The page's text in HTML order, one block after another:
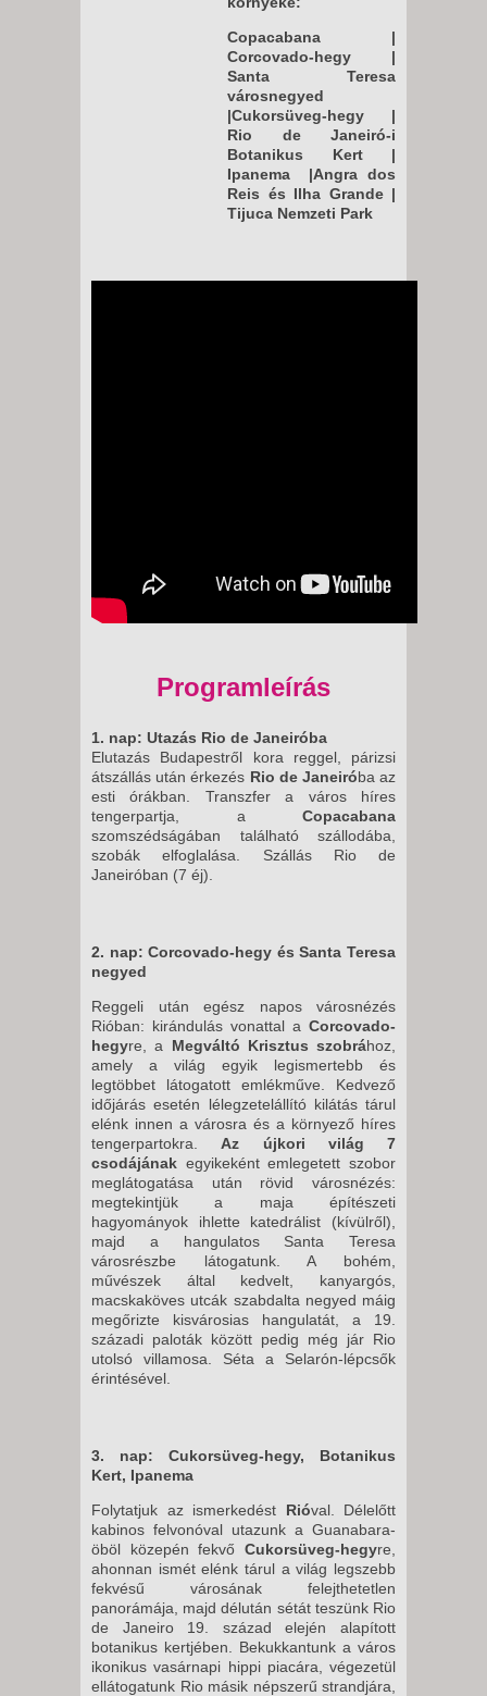
Copacabana |
Corcovado-hegy |
Santa Teresa
városnegyed
|Cukorsüveg-hegy |
Rio de Janeiró-i
Botanikus Kert |
Ipanema |Angra dos
Reis és Ilha Grande |
Tijuca Nemzeti Park
Programleírás
1. nap: Utazás Rio de Janeiróba
Elutazás Budapestről kora reggel, párizsi
átszállás után érkezés Rio de Janeiróba az
esti órákban. Transzfer a város híres
tengerpartja, a Copacabana
szomszédságában található szállodába,
szobák elfoglalása. Szállás Rio de
Janeiróban (7 éj).
2. nap: Corcovado-hegy és Santa Teresa
negyed
Reggeli után egész napos városnézés
Rióban: kirándulás vonattal a Corcovado-
hegyre, a Megváltó Krisztus szobrához,
amely a világ egyik legismertebb és
legtöbbet látogatott emlékműve. Kedvező
időjárás esetén lélegzetelállító kilátás tárul
elénk innen a városra és a környező híres
tengerpartokra. Az újkori világ 7
csodájának egyikeként emlegetett szobor
meglátogatása után rövid városnézés:
megtekintjük a maja építészeti
hagyományok ihlette katedrálist (kívülről),
majd a hangulatos Santa Teresa
városrészbe látogatunk. A bohém,
művészek által kedvelt, kanyargós,
macskaköves utcák szabdalta negyed máig
megőrizte kisvárosias hangulatát, a 19.
századi paloták között pedig még jár Rio
utolsó villamosa. Séta a Selarón-lépcsők
érintésével.
3. nap: Cukorsüveg-hegy, Botanikus
Kert, Ipanema
Folytatjuk az ismerkedést Rióval. Délelőtt
kabinos felvonóval utazunk a Guanabara-
öböl közepén fekvő Cukorsüveg-hegyre,
ahonnan ismét elénk tárul a világ legszebb
fekvésű városának felejthetetlen
panorámája, majd délután sétát teszünk Rio
de Janeiro 19. század elején alapított
botanikus kertjében. Bekukkantunk a város
ikonikus vasárnapi hippi piacára, végezetül
ellátogatunk Rio másik népszerű strandjára,